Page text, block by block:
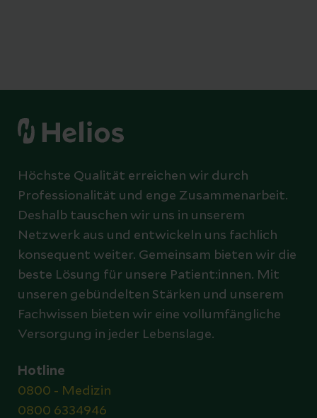
Höchste Qualität erreichen wir durch
Professionalität und enge Zusammenarbeit.
Deshalb tauschen wir uns in unserem
Netzwerk aus und entwickeln uns fachlich
konsequent weiter. Gemeinsam bieten wir die
beste Lösung für unsere Patient:innen. Mit
unseren gebündelten Stärken und unserem
Fachwissen bieten wir eine vollumfängliche
Versorgung in jeder Lebenslage.
Hotline
0800 - Medizin
0800 6334946